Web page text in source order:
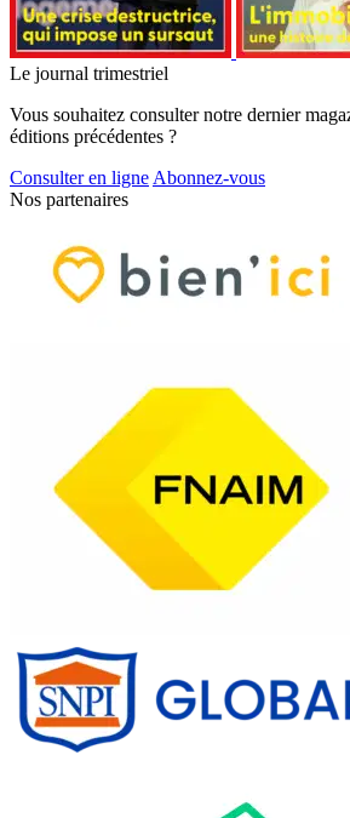
Le journal trimestriel
Vous souhaitez consulter notre dernier
éditions précédentes ?
Consulter en ligne Abonnez-vous
Nos partenaires